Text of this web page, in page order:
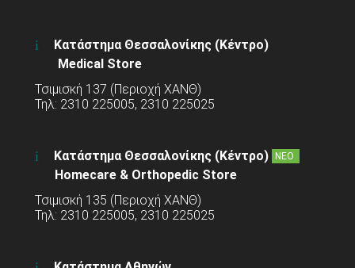
Κατάστημα Θεσσαλονίκης (Κέντρο)
Medical Store
Τσιμισκή 137 (Περιοχή ΧΑΝΘ)
Τηλ: 2310 225005, 2310 225025
Κατάστημα Θεσσαλονίκης (Κέντρο) ΝΕΟ
Homecare & Orthopedic Store
Τσιμισκή 135 (Περιοχή ΧΑΝΘ)
Τηλ: 2310 225005, 2310 225025